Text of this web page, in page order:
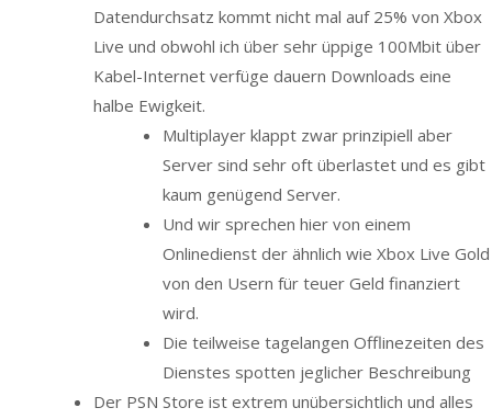
Datendurchsatz kommt nicht mal auf 25% von Xbox
Live und obwohl ich über sehr üppige 100Mbit über
Kabel-Internet verfüge dauern Downloads eine
halbe Ewigkeit.
Multiplayer klappt zwar prinzipiell aber
Server sind sehr oft überlastet und es gibt
kaum genügend Server.
Und wir sprechen hier von einem
Onlinedienst der ähnlich wie Xbox Live Gold
von den Usern für teuer Geld finanziert
wird.
Die teilweise tagelangen Offlinezeiten des
Dienstes spotten jeglicher Beschreibung
Der PSN Store ist extrem unübersichtlich und alles